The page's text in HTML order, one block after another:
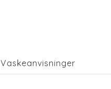
Vaskeanvisninger